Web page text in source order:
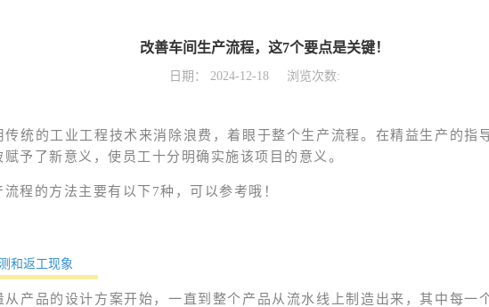
改善车间生产流程，这7个要点是关键！
日期： 2024-12-18 浏览次数:
传统的工业工程技术来消除浪费，着眼于整个生产流程。在精益生产的指
予了新意义，使员工十分明确实施该项目的意义。
程的方法主要有以下7种，可以参考哦！
和返工现象
从产品的设计方案开始，一直到整个产品从流水线上制造出来，其中每一